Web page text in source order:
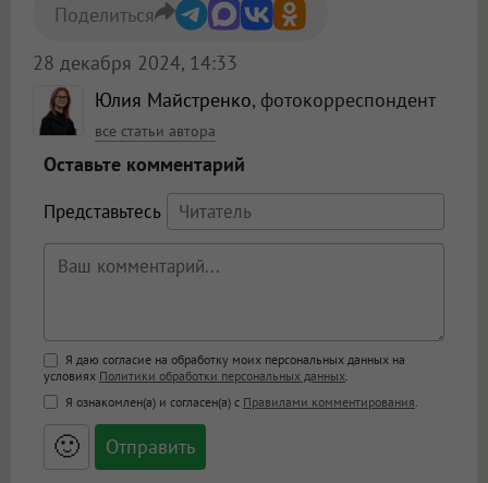
Юлия Майстренко, фотокорреспондент
все статьи автора
28 декабря 2024, 14:33
Поделиться
Оставьте комментарий
Представьтесь
Поддержка HTML
<b>, <strong>, <u>, <i>, <em>, <s>, <big>,
<small>, <sup>, <sub>, <pre>, <ul>, <ol>, <li>,
<blockquote>, <code> экранирует HTML,
адреса URL автоматически становятся
ссылками, и [img]адрес[/img] будет
Я даю согласие на обработку моих персональных данных на
условиях Политики обработки персональных данных
Я ознакомлен(а) и согласен(а) с Правилами комментирования
🙂